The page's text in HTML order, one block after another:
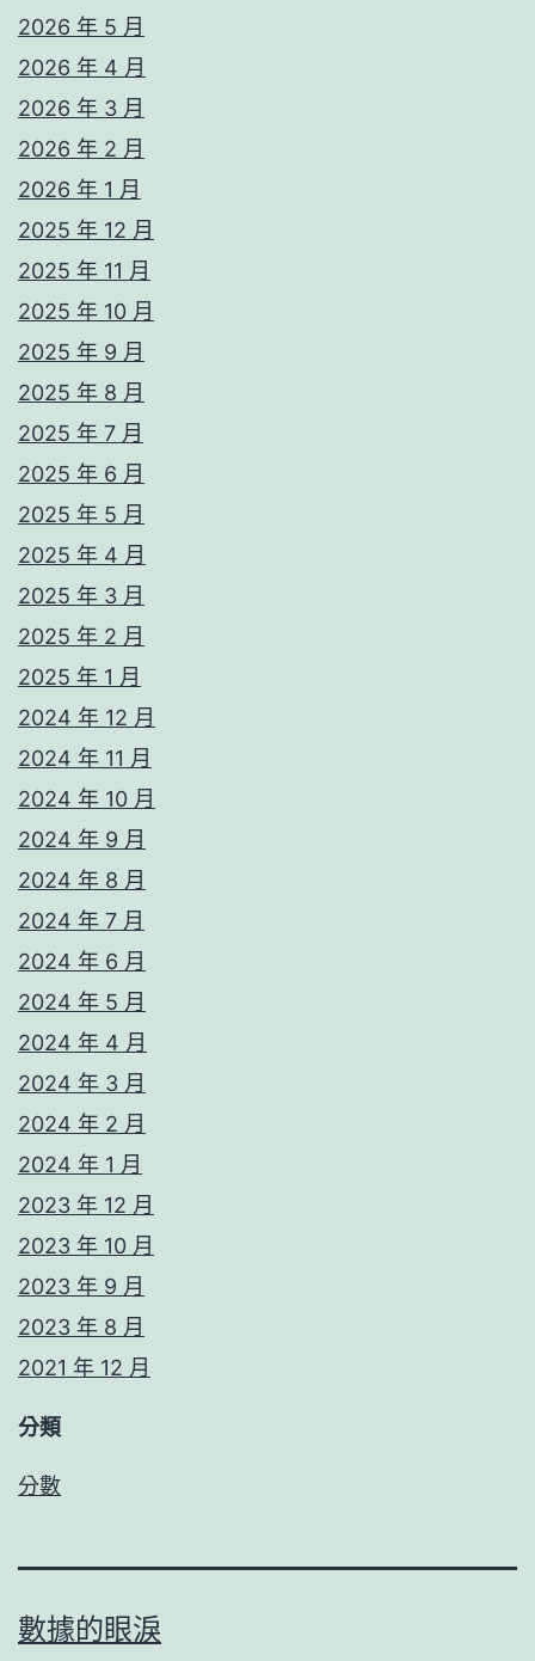
2026 年 5 月
2026 年 4 月
2026 年 3 月
2026 年 2 月
2026 年 1 月
2025 年 12 月
2025 年 11 月
2025 年 10 月
2025 年 9 月
2025 年 8 月
2025 年 7 月
2025 年 6 月
2025 年 5 月
2025 年 4 月
2025 年 3 月
2025 年 2 月
2025 年 1 月
2024 年 12 月
2024 年 11 月
2024 年 10 月
2024 年 9 月
2024 年 8 月
2024 年 7 月
2024 年 6 月
2024 年 5 月
2024 年 4 月
2024 年 3 月
2024 年 2 月
2024 年 1 月
2023 年 12 月
2023 年 10 月
2023 年 9 月
2023 年 8 月
2021 年 12 月
分類
分數
數據的眼淚